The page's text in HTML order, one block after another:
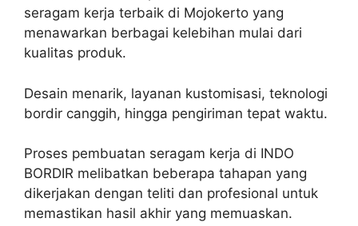
seragam kerja terbaik di Mojokerto yang
menawarkan berbagai kelebihan mulai dari
kualitas produk.
Desain menarik, layanan kustomisasi, teknologi
bordir canggih, hingga pengiriman tepat waktu.
Proses pembuatan seragam kerja di INDO
BORDIR melibatkan beberapa tahapan yang
dikerjakan dengan teliti dan profesional untuk
memastikan hasil akhir yang memuaskan.